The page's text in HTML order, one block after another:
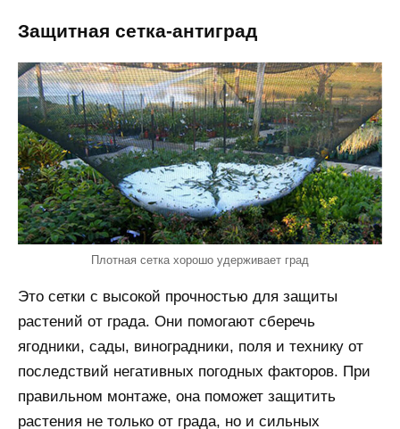
Защитная сетка-антиград
Плотная сетка хорошо удерживает град
Это сетки с высокой прочностью для защиты
растений от града. Они помогают сберечь
ягодники, сады, виноградники, поля и технику от
последствий негативных погодных факторов. При
правильном монтаже, она поможет защитить
растения не только от града, но и сильных